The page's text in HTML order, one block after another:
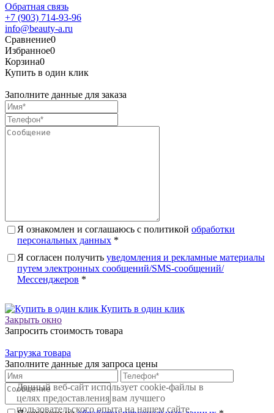
Обратная связь
+7 (903) 714-93-96
info@beauty-a.ru
Сравнение0
Избранное0
Корзина0
Купить в один клик
Заполните данные для заказа
Я ознакомлен и соглашаюсь с политикой обработки
персональных данных *
Я согласен получить уведомления и рекламные материалы
путем электронных сообщений/SMS-сообщений/
Мессенджеров *
Купить в один клик
Закрыть окно
Запросить стоимость товара
Загрузка товара
Заполните данные для запроса цены
Данный веб-сайт использует cookie-файлы в
целях предоставления вам лучшего
пользовательского опыта на нашем сайте.